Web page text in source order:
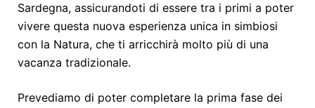
Sardegna, assicurandoti di essere tra i primi a poter
vivere questa nuova esperienza unica in simbiosi
con la Natura, che ti arricchirà molto più di una
vacanza tradizionale.
Prevediamo di poter completare la prima fase dei